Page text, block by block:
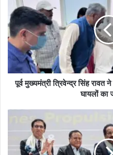
पूर्व मुख्यमंत्री त्रिवेन्द्र सिंह
घायलों का